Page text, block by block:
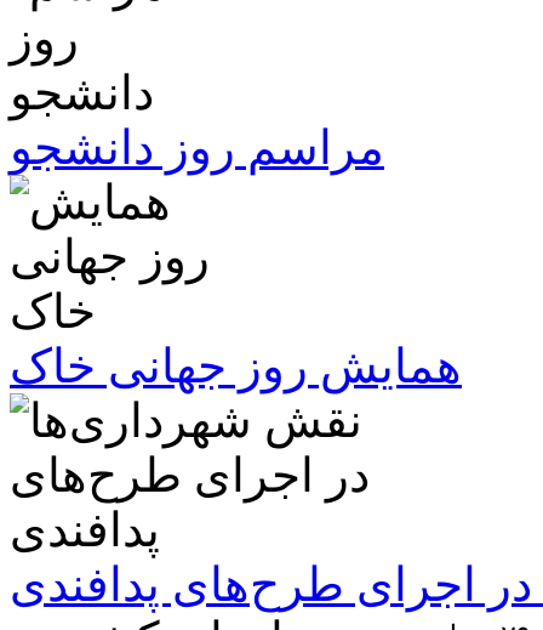
مراسم روز دانشجو
همایش روز جهانی خاک
اجرای طرح‌های پدافندی